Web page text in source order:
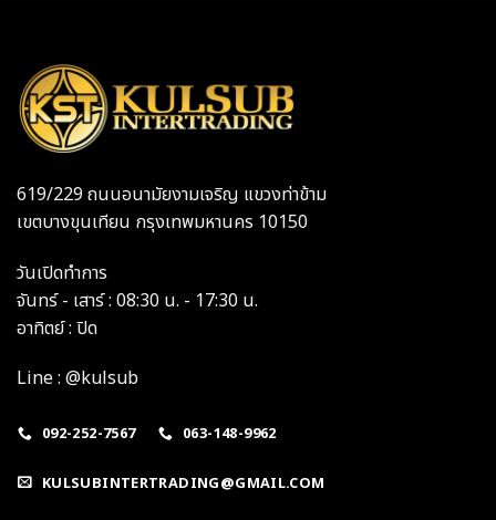
619/229 ถนนอนามัยงามเจริญ แขวงท่าข้าม
เขตบางขุนเทียน กรุงเทพมหานคร 10150
วันเปิดทำการ
จันทร์ - เสาร์ : 08:30 น. - 17:30 น.
อาทิตย์ : ปิด
Line : @kulsub
092-252-7567 063-148-9962
KULSUBINTERTRADING@GMAIL.COM